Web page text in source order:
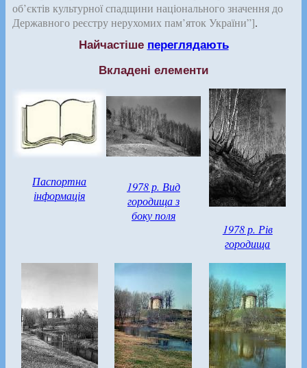
об’єктів культурної спадщини національного значення до
Державного реєстру нерухомих пам’яток України”].
Найчастіше переглядають
Вкладені елементи
Паспортна
інформація
1978 р. Вид
городища з
боку поля
1978 р. Рів
городища